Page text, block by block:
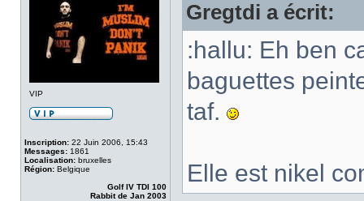
VIP
Inscription: 22 Juin 2006, 15:43
Messages: 1861
Localisation: bruxelles
Région: Belgique
Golf IV TDI 100
Rabbit de Jan 2003
Gregtdi a écrit:
:hallu: Eh ben
baguettes
taf.
Elle est nikel